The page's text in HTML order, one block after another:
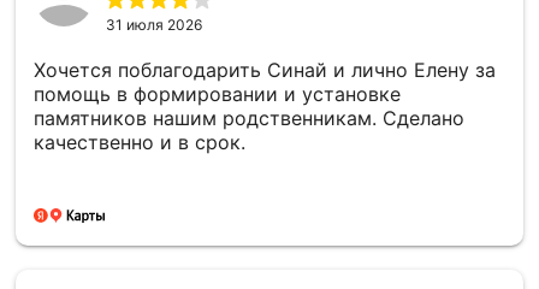
31 июля 2026
Хочется поблагодарить Синай и лично Елену за
помощь в формировании и установке
памятников нашим родственникам. Сделано
качественно и в срок.